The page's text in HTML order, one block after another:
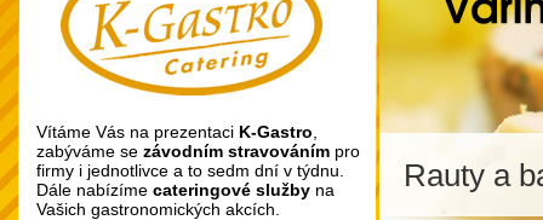
Vítáme Vás na prezentaci K-Gastro
zabýváme se závodním stravováním pro
firmy i jednotlivce a to sedm dní v týdnu.
Dále nabízíme cateringové služby na
Vašich gastronomických akcích.
Rauty a